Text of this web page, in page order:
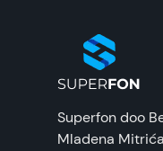
Zemlja
Prava
Superfon doo
Mladena